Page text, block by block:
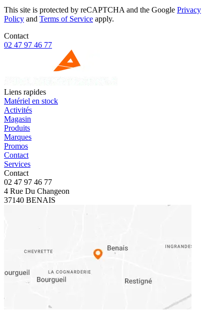
This site is protected by reCAPTCHA and the Google Privacy
Policy and Terms of Service apply.
Contact
02 47 97 46 77
Liens rapides
Matériel en stock
Activités
Magasin
Produits
Marques
Promos
Contact
Services
Contact
02 47 97 46 77
4 Rue Du Changeon
37140 BENAIS